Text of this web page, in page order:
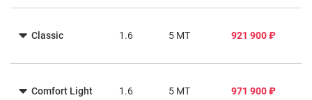
Classic 1.6 5 MT 921 900 ₽
Comfort Light 1.6 5 MT 971 900 ₽